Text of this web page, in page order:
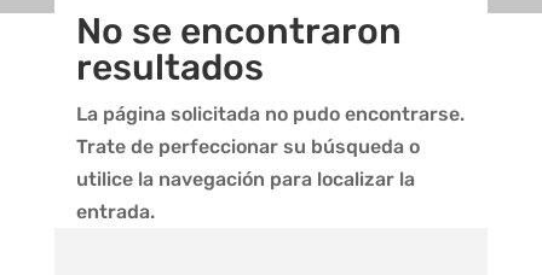
No se encontraron
resultados
La página solicitada no pudo encontrarse.
Trate de perfeccionar su búsqueda o
utilice la navegación para localizar la
entrada.